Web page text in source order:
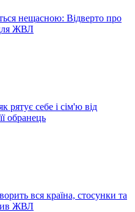
нещасною: Відверто про
ЖВЛ
рятує себе і сім'ю від
обранець
вся країна, стосунки та
ЖВЛ